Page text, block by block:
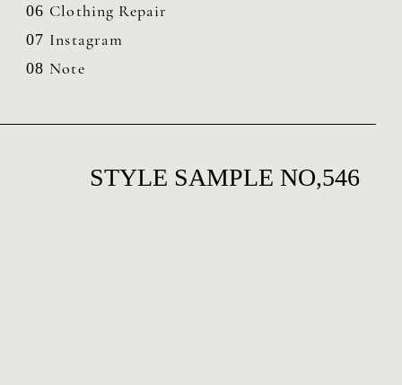
06 Clothing Repair
07 Instagram
08 Note
STYLE SAMPLE NO,546